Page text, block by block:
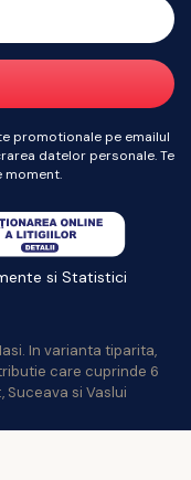
promotionale pe emailul
datelor personale. Te
moment.
In varianta tiparita,
care cuprinde 6
Suceava si Vaslui